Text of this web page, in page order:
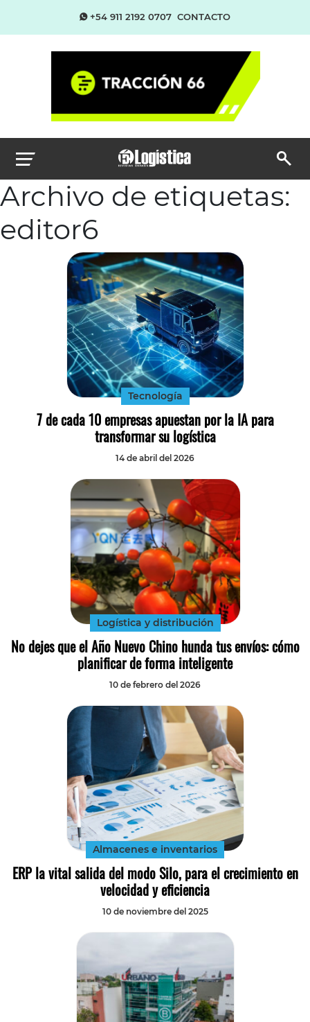
+54 911 2192 0707 CONTACTO
Archivo de etiquetas:
editor6
Tecnología
7 de cada 10 empresas apuestan por la IA para
transformar su logística
14 de abril del 2026
Logística y distribución
No dejes que el Año Nuevo Chino hunda tus envíos: cómo
planificar de forma inteligente
10 de febrero del 2026
Almacenes e inventarios
ERP la vital salida del modo Silo, para el crecimiento en
velocidad y eficiencia
10 de noviembre del 2025